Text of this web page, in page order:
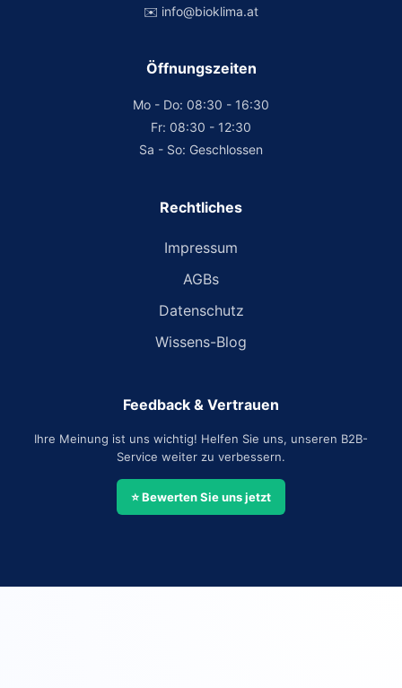
✉️ info@bioklima.at
Öffnungszeiten
Mo - Do: 08:30 - 16:30
Fr: 08:30 - 12:30
Sa - So: Geschlossen
Rechtliches
Impressum
AGBs
Datenschutz
Wissens-Blog
Feedback & Vertrauen
Ihre Meinung ist uns wichtig! Helfen Sie uns, unseren B2B-
Service weiter zu verbessern.
⭐ Bewerten Sie uns jetzt